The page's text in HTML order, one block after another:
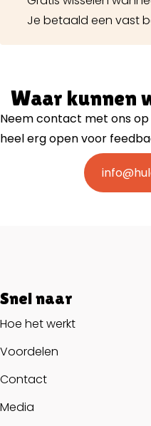
Je betaald een vast
Waar kunnen
Neem contact met ons
heel erg open voor
Snel naar
Hoe het werkt
Voordelen
Contact
Media